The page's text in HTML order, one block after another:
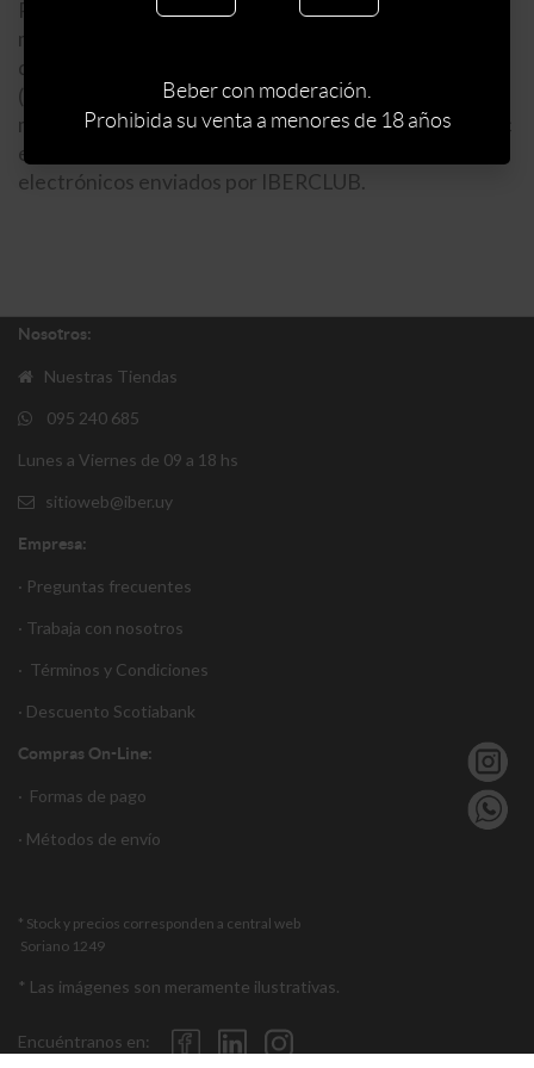
Para ejercer dicho derecho se podrá comunicar al e-
mail iberclub@iberpark.com.uy o personalmente en el
domicilio de la empresa sito en Gonzalo Ramirez 1267
(C.P. 11100, tel 5982 2901 1110). Si no desea recibir
más las comunicaciones de Iberclub, deberá hacer clic
en el link ubicado en la parte inferior de los correos
electrónicos enviados por IBERCLUB.
Nosotros:
Nuestras Tiendas
095 240 685
Lunes a Viernes de 09 a 18 hs
sitioweb@iber.uy
Empresa:
· Preguntas frecuentes
· Trabaja con nosotros
· Términos y Condiciones
· Descuento Scotiabank
Compras On-Line:
· Formas de pago
· Métodos de envío
* Stock y precios corresponden a central web
Soriano 1249
* Las imágenes son meramente ilustrativas.
Encuéntranos en:
Beber con moderación.
Prohibida su venta a menores de 18 años